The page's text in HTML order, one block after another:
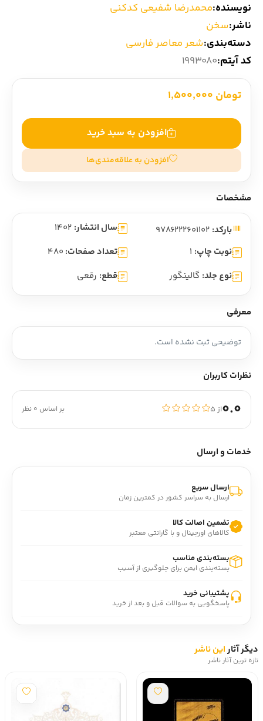
ادبیات نمایشی
نویسنده:محمدرضا شفیعی کدکنی
ناشر:سخن
دسته‌بندی:شعر معاصر فارسی
کد آیتم:1993080
تومان 1,500,000
افزودن به سبد خرید
افزودن به علاقه‌مندی‌ها
مشخصات
بارکد: سال انتشار: 1402
نوبت چاپ: 1 تعداد صفحات: 480
نوع جلد: گالینگور قطع: رقعی
معرفی
توضیحی ثبت نشده است.
نظرات کاربران
0.0از ۵ بر اساس 0 نظر
خدمات و ارسال
ارسال سریع
ارسال به سراسر کشور در کمترین زمان
تضمین اصالت کالا
کالاهای اورجینال و با گارانتی معتبر
بسته‌بندی مناسب
بسته‌بندی ایمن برای جلوگیری از آسیب
پشتیبانی خرید
پاسخگویی به سوالات قبل و بعد از خرید
دیگر آثاراین ناشر
تازه ترین آثار ناشر